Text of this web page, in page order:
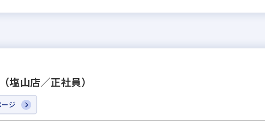
塩山店／正社員）
ジ